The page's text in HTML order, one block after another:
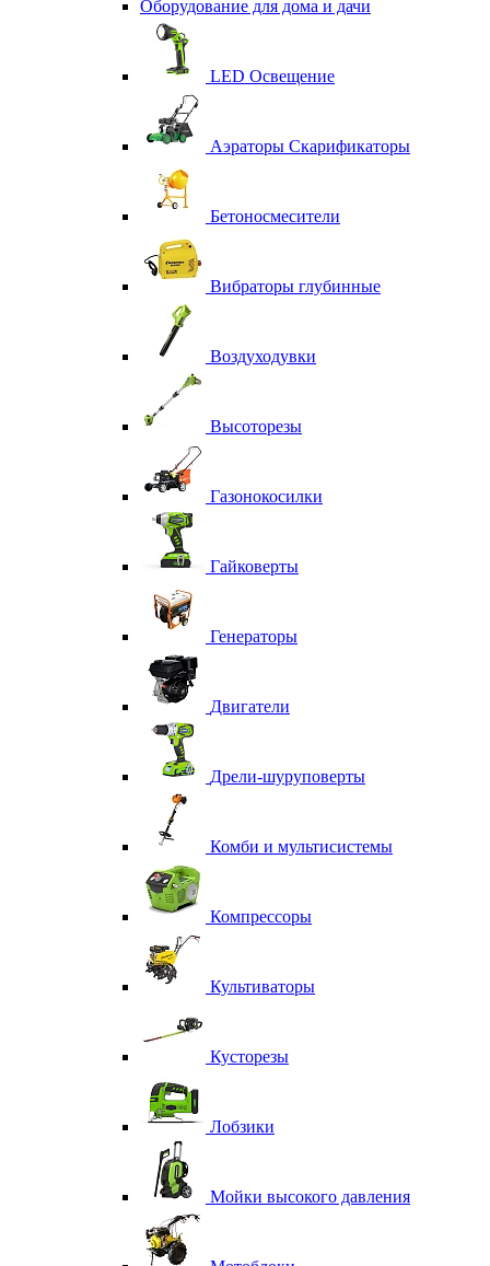
Оборудование для дома и дачи
LED Освещение
Аэраторы Скарификаторы
Бетоносмесители
Вибраторы глубинные
Воздуходувки
Высоторезы
Газонокосилки
Гайковерты
Генераторы
Двигатели
Дрели-шуруповерты
Комби и мультисистемы
Компрессоры
Культиваторы
Кусторезы
Лобзики
Мойки высокого давления